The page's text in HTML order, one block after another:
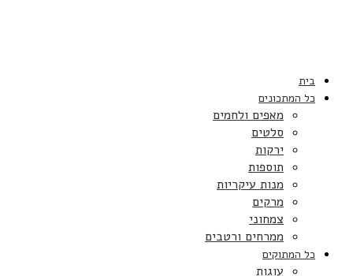
בית
כל המתכונים
מאפים ולחמים
סלטים
ירקות
תוספות
מנות עיקריות
מרקים
צמחוני
ממרחים ורטבים
כל המתוקים
עוגות